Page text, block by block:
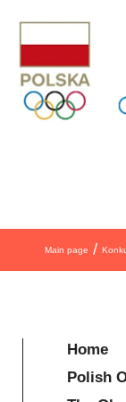
Main page /
Home
Polish